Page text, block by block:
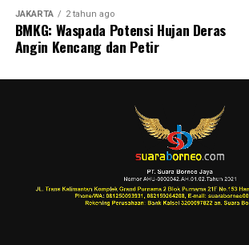
JAKARTA 2 tahun ago
BMKG: Waspada Potensi Hujan Deras
Angin Kencang dan Petir